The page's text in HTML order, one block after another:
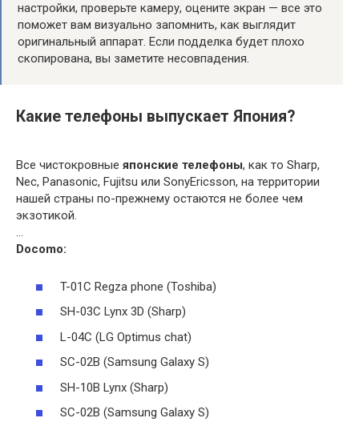
настройки, проверьте камеру, оцените экран — все это
поможет вам визуально запомнить, как выглядит
оригинальный аппарат. Если подделка будет плохо
скопирована, вы заметите несовпадения.
Какие телефоны выпускает Япония?
Все чистокровные японские телефоны, как то Sharp,
Nec, Panasonic, Fujitsu или SonyEricsson, на территории
нашей страны по-прежнему остаются не более чем
экзотикой.
…
Docomo:
T-01C Regza phone (Toshiba)
SH-03C Lynx 3D (Sharp)
L-04C (LG Optimus chat)
SC-02B (Samsung Galaxy S)
SH-10B Lynx (Sharp)
SC-02B (Samsung Galaxy S)